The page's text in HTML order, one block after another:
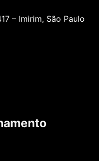
de
– Imirim, São Paulo